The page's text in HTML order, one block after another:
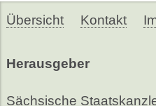
Übersicht Kontakt
Herausgeber
Sächsische